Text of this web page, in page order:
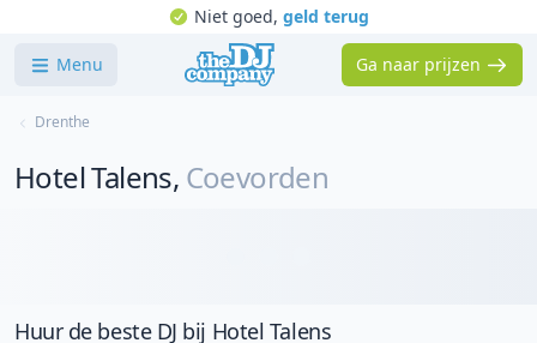
Niet goed, geld terug
Menu Ga naar prijzen
Drenthe
Hotel Talens, Coevorden
Huur de beste DJ bij Hotel Talens